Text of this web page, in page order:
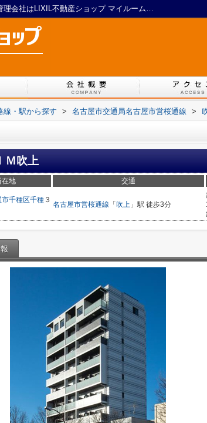
ＩＡＲＩＭ吹上／名古屋の賃貸アパート・マンションの管理会社はLIXIL不動産ショップ マイルーム館 名古屋店
線・駅から探す > 名古屋市交通局名古屋市営桜通線 >
Ｍ吹上
在地 交通
千種区千種 ３
名古屋市営桜通線 「 吹上 」駅 徒歩3分